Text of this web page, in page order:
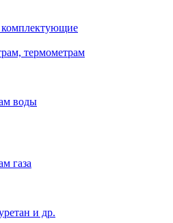
термометрам
воды
газа
и др.